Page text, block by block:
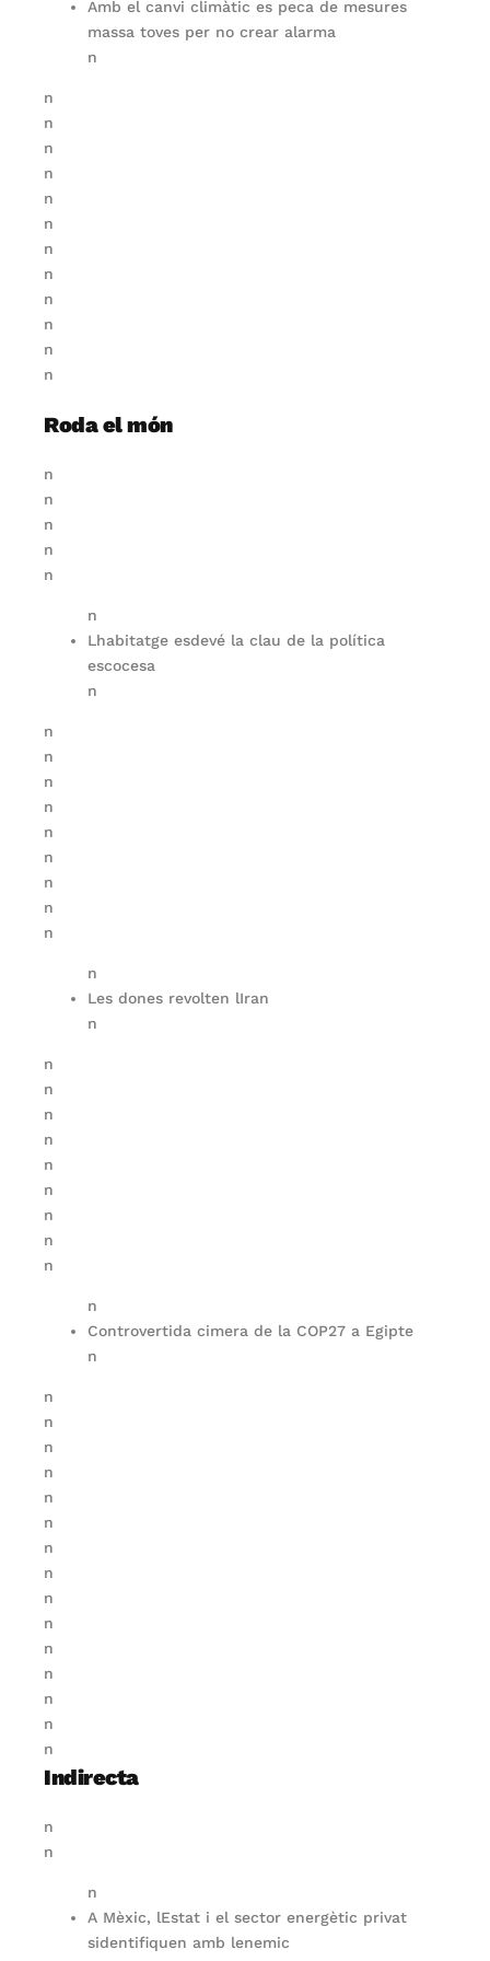
Amb el canvi climàtic es peca de mesures
massa toves per no crear alarma
n
n
n
n
n
n
n
n
n
n
n
n
n
Roda el món
n
n
n
n
n
n
Lhabitatge esdevé la clau de la política
escocesa
n
n
n
n
n
n
n
n
n
n
n
Les dones revolten lIran
n
n
n
n
n
n
n
n
n
n
n
Controvertida cimera de la COP27 a Egipte
n
n
n
n
n
n
n
n
n
n
n
n
n
n
n
n
Indirecta
n
n
n
A Mèxic, lEstat i el sector energètic privat
sidentifiquen amb lenemic